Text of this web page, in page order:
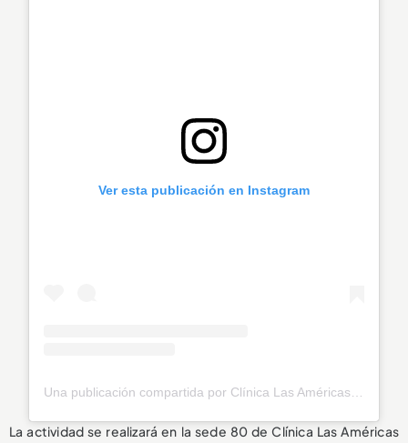
Ver esta publicación en Instagram
La actividad se realizará en la sede 80 de Clínica Las Américas